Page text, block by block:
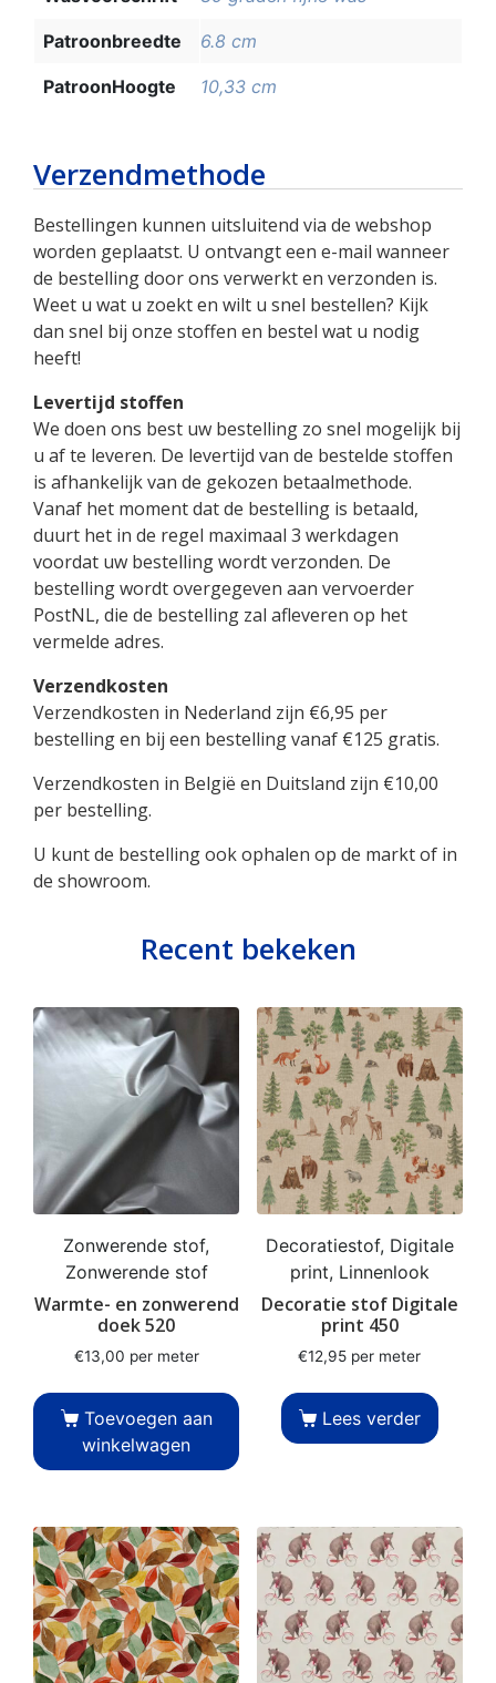
Patroonbreedte 6.8 cm
PatroonHoogte 10,33 cm
Verzendmethode
Bestellingen kunnen uitsluitend via de webshop
worden geplaatst. U ontvangt een e-mail wanneer
de bestelling door ons verwerkt en verzonden is.
Weet u wat u zoekt en wilt u snel bestellen? Kijk
dan snel bij onze stoffen en bestel wat u nodig
heeft!
Levertijd stoffen
We doen ons best uw bestelling zo snel mogelijk bij
u af te leveren. De levertijd van de bestelde stoffen
is afhankelijk van de gekozen betaalmethode.
Vanaf het moment dat de bestelling is betaald,
duurt het in de regel maximaal 3 werkdagen
voordat uw bestelling wordt verzonden. De
bestelling wordt overgegeven aan vervoerder
PostNL, die de bestelling zal afleveren op het
vermelde adres.
Verzendkosten
Verzendkosten in Nederland zijn €6,95 per
bestelling en bij een bestelling vanaf €125 gratis.
Verzendkosten in België en Duitsland zijn €10,00
per bestelling.
U kunt de bestelling ook ophalen op de markt of in
de showroom.
Recent bekeken
Zonwerende stof,
Zonwerende stof
Warmte- en zonwerend
doek 520
€13,00 per meter
Toevoegen aan
winkelwagen
Decoratiestof, Digitale
print, Linnenlook
Decoratie stof Digitale
print 450
€12,95 per meter
Lees verder